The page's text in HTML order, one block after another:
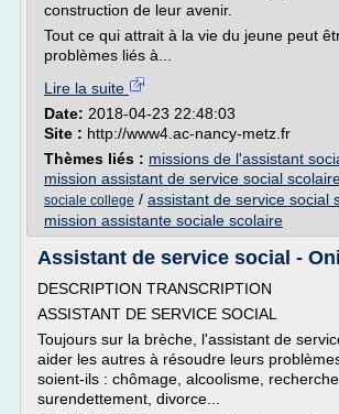
construction de leur avenir.
Tout ce qui attrait à la vie du jeune peut
problèmes liés à...
Lire la suite
Date: 2018-04-23 22:48:03
Site : http://www4.ac-nancy-metz.fr
Thèmes liés : missions de l'assistant
mission assistant de service social
sociale college / assistant de service social
mission assistante sociale scolaire
Assistant de service social -
DESCRIPTION TRANSCRIPTION
ASSISTANT DE SERVICE SOCIAL
Toujours sur la brèche, l'assistant de
aider les autres à résoudre leurs
soient-ils : chômage, alcoolisme,
surendettement, divorce...